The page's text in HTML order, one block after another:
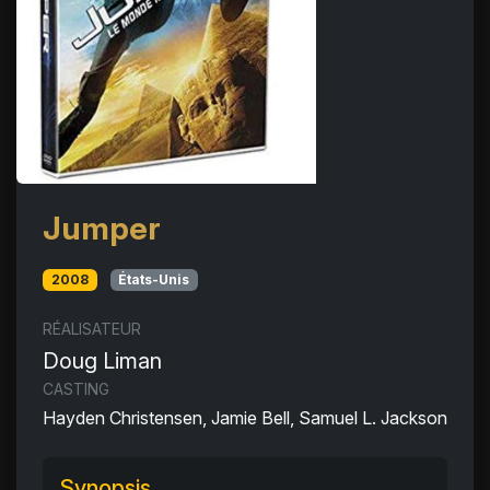
Jumper
2008 États-Unis
RÉALISATEUR
Doug Liman
CASTING
Hayden Christensen, Jamie Bell, Samuel L. Jackson